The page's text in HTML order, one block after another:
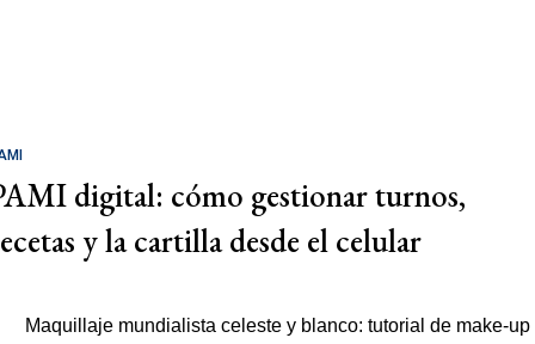
digital: cómo gestionar turnos,
y la cartilla desde el celular